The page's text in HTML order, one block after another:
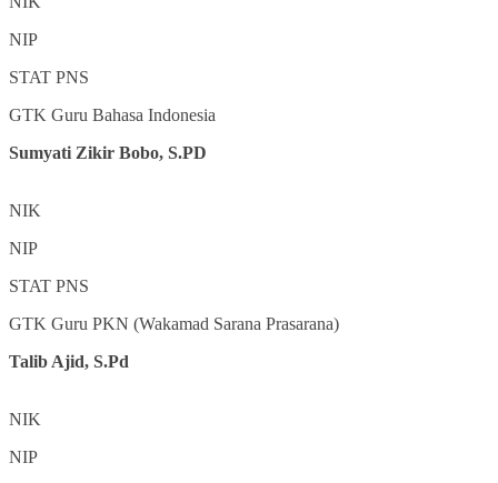
NIP
STAT PNS
GTK Guru Bahasa Indonesia
Sumyati Zikir Bobo, S.PD
NIK
NIP
STAT PNS
GTK Guru PKN (Wakamad Sarana Prasarana)
Talib Ajid, S.Pd
NIK
NIP